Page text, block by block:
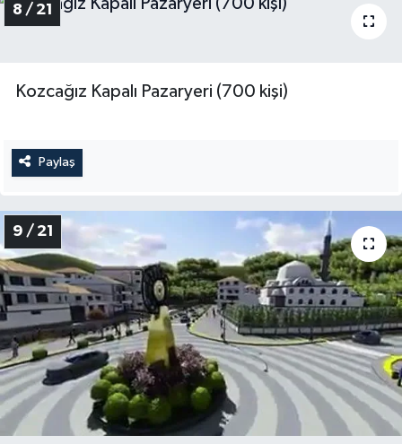
8 / 21
Kozcağız Kapalı Pazaryeri (700 kişi)
Paylaş
9 / 21